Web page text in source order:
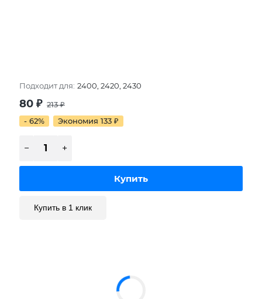
Подходит для: 2400, 2420, 2430
80 ₽ 213₽
- 62%
Экономия 133 ₽
Купить в 1 клик